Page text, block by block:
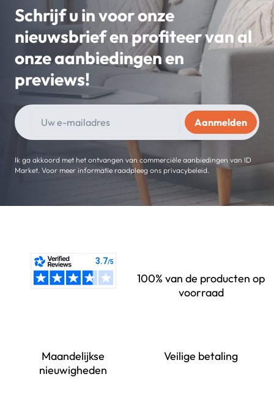
Schrijf u in voor onze
nieuwsbrief en profiteer van al
onze aanbiedingen en
previews!
Ik ga akkoord met het ontvangen van commerciële aanbiedingen van ID
Market. Voor meer informatie raadpleeg ons privacybeleid.
100% van de producten op
voorraad
Maandelijkse
nieuwigheden
Veilige betaling